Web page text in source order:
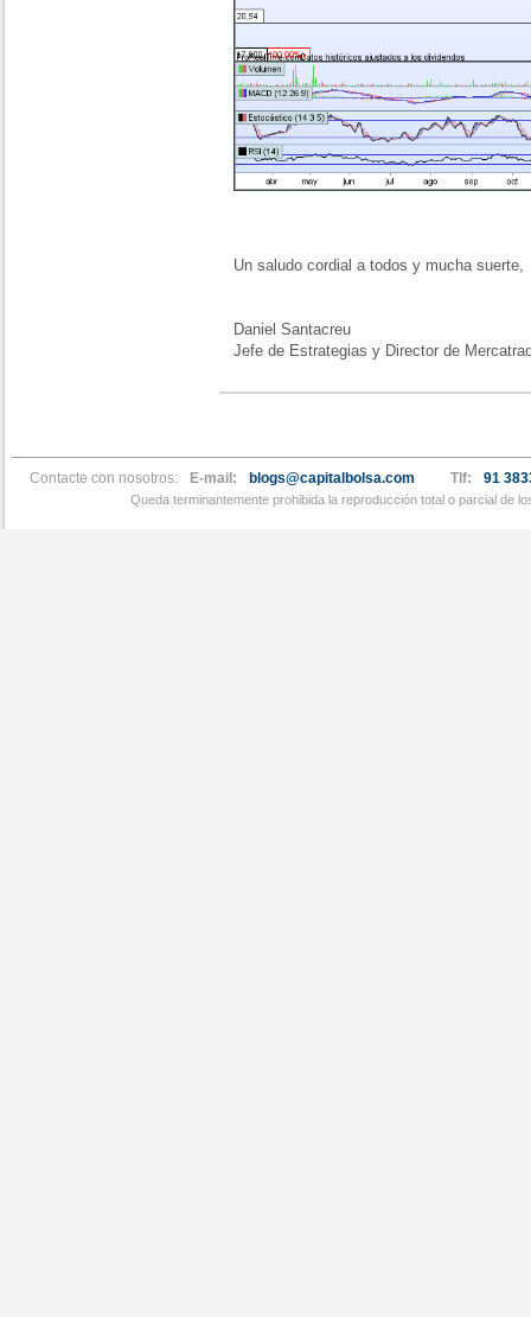
Un saludo cordial a todos y mucha suerte,
Daniel Santacreu
Jefe de Estrategias y Director de
Contacte con nosotros: E-mail: blogs@capitalbolsa.com Tlf: 91
Queda terminantemente prohibida la reproducción total o parcial de